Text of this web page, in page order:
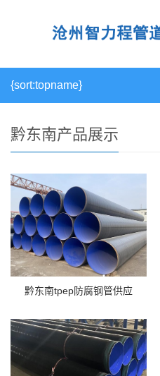
{sort:topname}
黔东南产品展示
黔东南tpep防腐钢管供应